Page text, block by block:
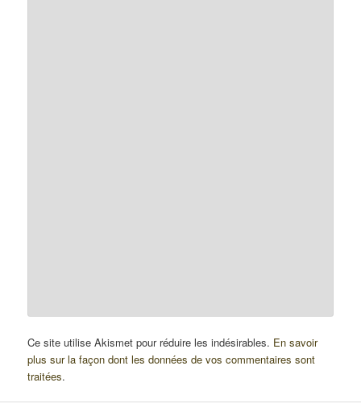
Ce site utilise Akismet pour réduire les indésirables. En savoir
plus sur la façon dont les données de vos commentaires sont
traitées.